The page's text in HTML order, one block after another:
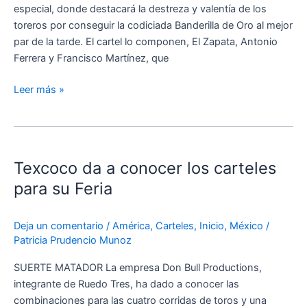
especial, donde destacará la destreza y valentía de los
toreros por conseguir la codiciada Banderilla de Oro al mejor
par de la tarde. El cartel lo componen, El Zapata, Antonio
Ferrera y Francisco Martínez, que
Leer más »
Texcoco da a conocer los carteles
para su Feria
Deja un comentario / América, Carteles, Inicio, México /
Patricia Prudencio Munoz
SUERTE MATADOR La empresa Don Bull Productions,
integrante de Ruedo Tres, ha dado a conocer las
combinaciones para las cuatro corridas de toros y una
a
conocer
los
para
Feria